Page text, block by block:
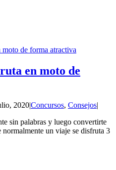
de forma atractiva
en moto de
2020|Concursos, Consejos|
sin palabras y luego convertirte
un viaje se disfruta 3